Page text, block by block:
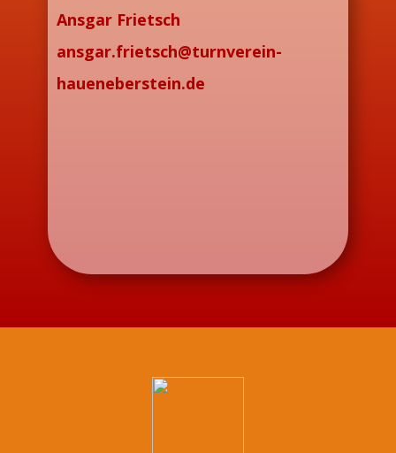
Ansgar Frietsch
ansgar.frietsch@turnverein-
haueneberstein.de